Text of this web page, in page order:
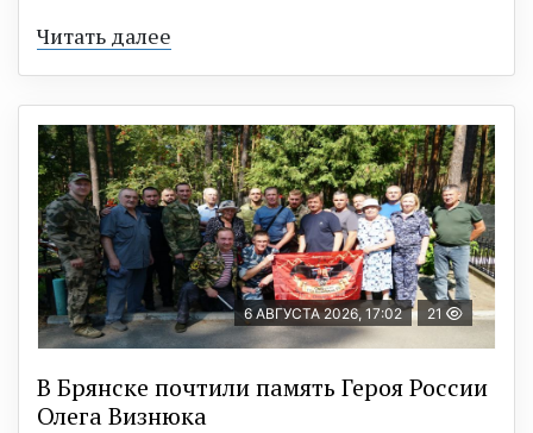
Читать далее
6 АВГУСТА 2026, 17:02 21
В Брянске почтили память Героя России
Олега Визнюка